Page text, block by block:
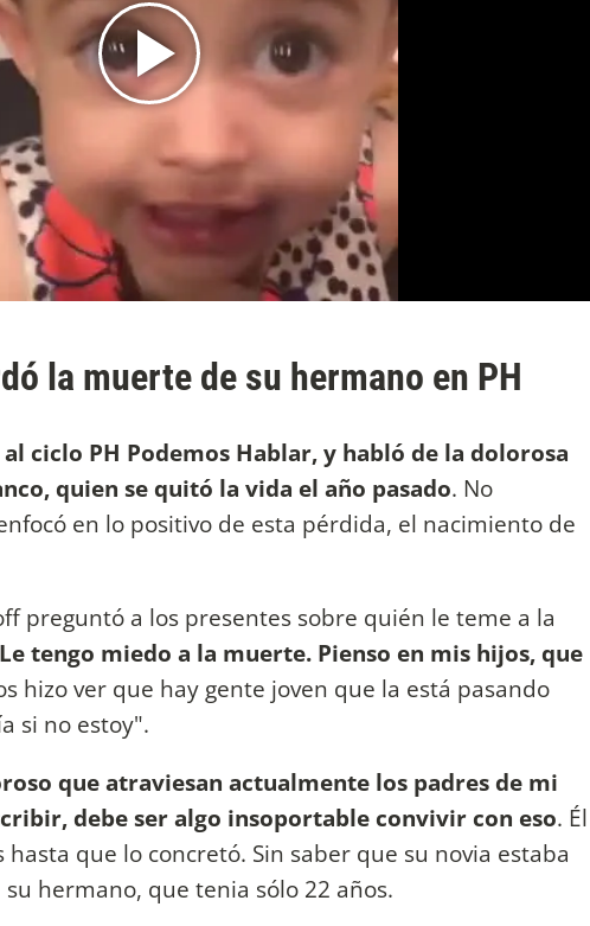
la muerte de su hermano en PH
ciclo PH Podemos Hablar, y habló de la dolorosa
quien se quitó la vida el año pasado. No
en lo positivo de esta pérdida, el nacimiento de
preguntó a los presentes sobre quién le teme a la
Le tengo miedo a la muerte. Pienso en mis hijos, que
hizo ver que hay gente joven que la está pasando
si no estoy".
que atraviesan actualmente los padres de mi
debe ser algo insoportable convivir con eso. Él
que lo concretó. Sin saber que su novia estaba
hermano, que tenia sólo 22 años.